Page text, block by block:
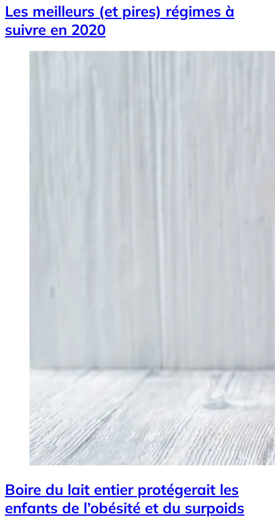
Les meilleurs (et pires) régimes à
suivre en 2020
Boire du lait entier protégerait les
enfants de l’obésité et du surpoids